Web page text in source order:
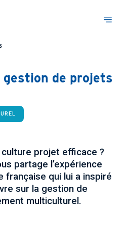
gestion de projets
projet efficace ?
partage l’expérience
française qui lui a inspiré
sur la gestion de
multiculturel.